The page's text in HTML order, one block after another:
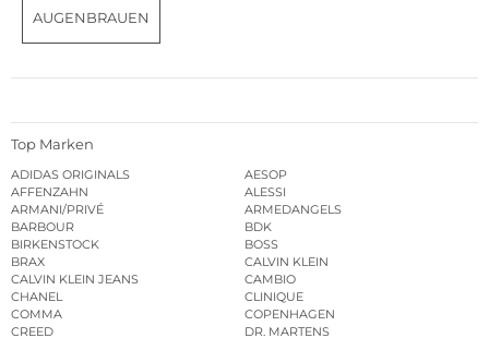
AUGENBRAUEN
Top Marken
ADIDAS ORIGINALS
AESOP
AFFENZAHN
ALESSI
ARMANI/PRIVÉ
ARMEDANGELS
BARBOUR
BDK
BIRKENSTOCK
BOSS
BRAX
CALVIN KLEIN
CALVIN KLEIN JEANS
CAMBIO
CHANEL
CLINIQUE
COMMA
COPENHAGEN
CREED
DR. MARTENS